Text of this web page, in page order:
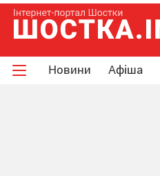
Новини Афіша